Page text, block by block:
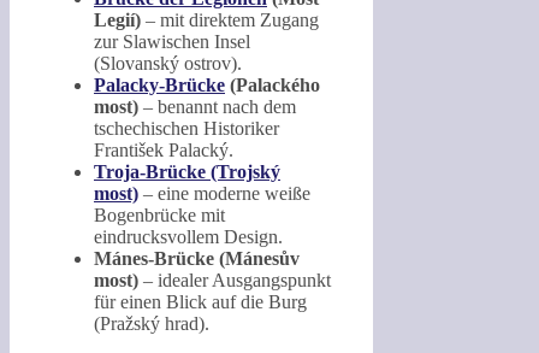
Legií) – mit direktem Zugang
zur Slawischen Insel
(Slovanský ostrov).
Palacky-Brücke (Palackého
most) – benannt nach dem
tschechischen Historiker
František Palacký.
Troja-Brücke (Trojský
most) – eine moderne weiße
Bogenbrücke mit
eindrucksvollem Design.
Mánes-Brücke (Mánesův
most) – idealer Ausgangspunkt
für einen Blick auf die Burg
(Pražský hrad).